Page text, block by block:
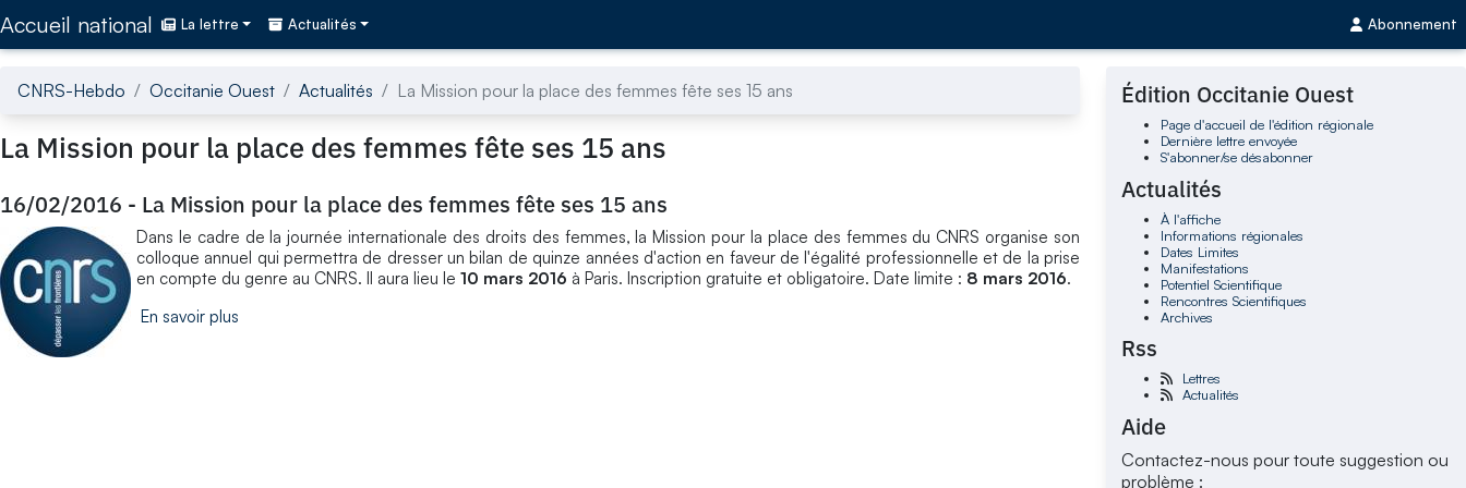
Accueil national La lettre Actualités Abonnement
CNRS-Hebdo Occitanie Ouest Actualités La Mission pour la place des femmes fête ses 15 ans
La Mission pour la place des femmes fête ses 15 ans
16/02/2016 - La Mission pour la place des femmes fête ses 15 ans
Dans le cadre de la journée internationale des droits des femmes, la Mission pour la place des femmes du CNRS organise son
colloque annuel qui permettra de dresser un bilan de quinze années d'action en faveur de l'égalité professionnelle et de la prise
en compte du genre au CNRS. Il aura lieu le 10 mars 2016 à Paris. Inscription gratuite et obligatoire. Date limite : 8 mars 2016.
En savoir plus
Édition Occitanie Ouest
Page d'accueil de l'édition régionale
Dernière lettre envoyée
S'abonner/se désabonner
Actualités
À l'affiche
Informations régionales
Dates Limites
Manifestations
Potentiel Scientifique
Rencontres Scientifiques
Archives
Rss
Lettres
Actualités
Aide
Contactez-nous pour toute suggestion ou
problème :